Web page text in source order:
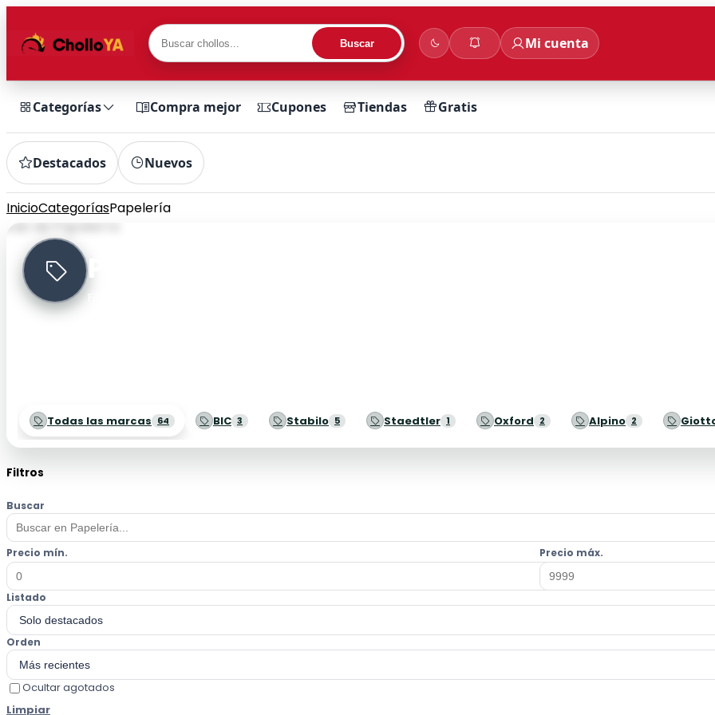
Buscar Mi cuenta
Categorías Compra mejor Cupones Tiendas Gratis
Destacados Nuevos
InicioCategoríasPapelería
Papelería
Todas las marcas 64 BIC 3 Stabilo 5 Staedtler 1 Oxford 2 Alpino 2
Filtros
Buscar
Precio mín. Precio máx.
Listado
Orden
Ocultar agotados
Limpiar